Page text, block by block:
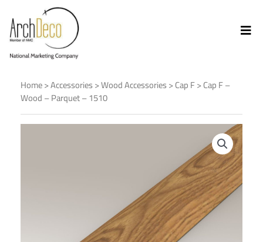
Home>Accessories>Wood Accessories>Cap F> Cap F –
Wood – Parquet – 1510